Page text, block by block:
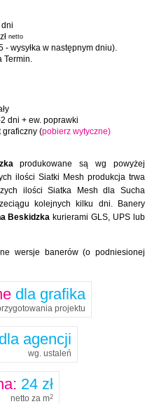
netto
- wysyłka w następnym dniu).
Termin.
dni + ew. poprawki
graficzny (pobierz wytyczne)
produkowane są wg powyżej
ilości Siatki Mesh produkcja trwa
ilości Siatka Mesh dla Sucha
kolejnych kilku dni. Banery
Beskidzka kurierami GLS, UPS lub
wersje banerów (o podniesionej
dla grafika
projektu
dla agencji
wg. ustaleń
24 zł
netto za m2